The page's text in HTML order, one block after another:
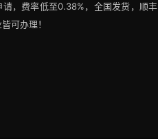
请，费率低至0.38%，全国发货，顺丰
可办理！